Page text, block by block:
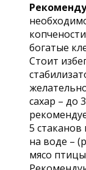
богатые
Стоит
сахар – до
5
на воде –
мясо